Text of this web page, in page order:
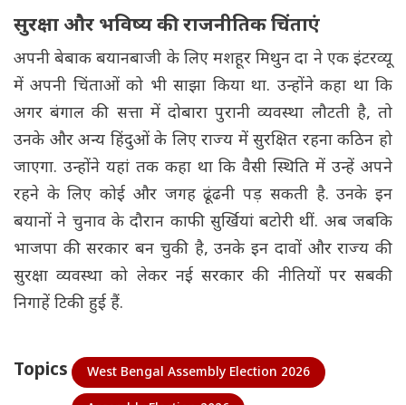
सुरक्षा और भविष्य की राजनीतिक चिंताएं
अपनी बेबाक बयानबाजी के लिए मशहूर मिथुन दा ने एक इंटरव्यू
में अपनी चिंताओं को भी साझा किया था. उन्होंने कहा था कि
अगर बंगाल की सत्ता में दोबारा पुरानी व्यवस्था लौटती है, तो
उनके और अन्य हिंदुओं के लिए राज्य में सुरक्षित रहना कठिन हो
जाएगा. उन्होंने यहां तक कहा था कि वैसी स्थिति में उन्हें अपने
रहने के लिए कोई और जगह ढूंढनी पड़ सकती है. उनके इन
बयानों ने चुनाव के दौरान काफी सुर्खियां बटोरी थीं. अब जबकि
भाजपा की सरकार बन चुकी है, उनके इन दावों और राज्य की
सुरक्षा व्यवस्था को लेकर नई सरकार की नीतियों पर सबकी
निगाहें टिकी हुई हैं.
Topics West Bengal Assembly Election 2026